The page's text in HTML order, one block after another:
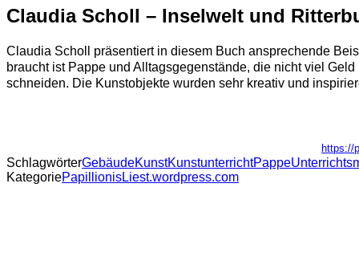
Claudia Scholl – Inselwelt und
Claudia Scholl präsentiert in diesem Buch ansprechende
braucht ist Pappe und Alltagsgegenstände, die nicht viel
schneiden. Die Kunstobjekte wurden sehr kreativ und
https://
SchlagwörterGebäudeKunstKunstunterrichtPappe
KategoriePapillionisLiest.wordpress.com